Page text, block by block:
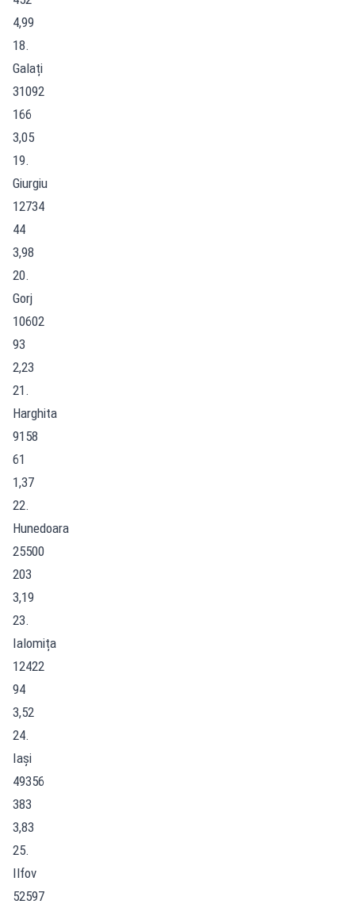
4,99
18.
Galați
31092
166
3,05
19.
Giurgiu
12734
44
3,98
20.
Gorj
10602
93
2,23
21.
Harghita
9158
61
1,37
22.
Hunedoara
25500
203
3,19
23.
Ialomița
12422
94
3,52
24.
Iași
49356
383
3,83
25.
Ilfov
52597